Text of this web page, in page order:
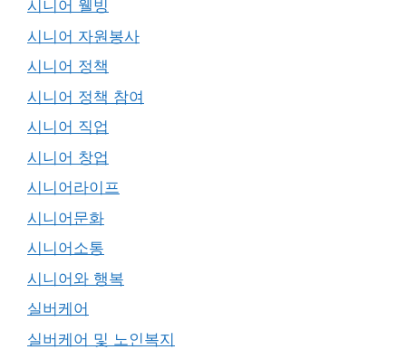
시니어 웰빙
시니어 자원봉사
시니어 정책
시니어 정책 참여
시니어 직업
시니어 창업
시니어라이프
시니어문화
시니어소통
시니어와 행복
실버케어
실버케어 및 노인복지